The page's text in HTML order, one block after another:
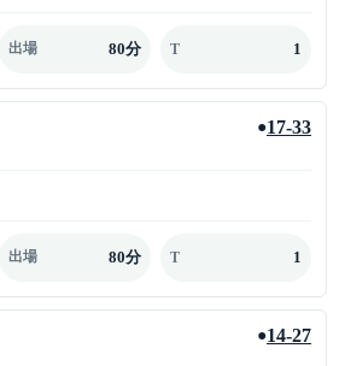
出場 80分 T 1
●17-33
出場 80分 T 1
●14-27